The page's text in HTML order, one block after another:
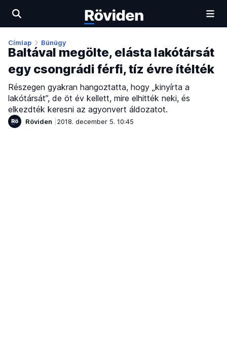
Címlap Bűnügy
Baltával megölte, elásta lakótársát
egy csongrádi férfi, tíz évre ítélték
Részegen gyakran hangoztatta, hogy „kinyírta a
lakótársát”, de öt év kellett, mire elhitték neki, és
elkezdték keresni az agyonvert áldozatot.
Röviden 2018. december 5. 10:45